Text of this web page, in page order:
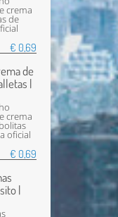
crema
de
€ 0,69
de
|
crema
oficial
€ 0,69
|